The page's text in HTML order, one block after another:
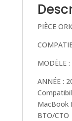
PIÈCE
MODÈLE
ANNÉE :
MacBook
BTO/CTO